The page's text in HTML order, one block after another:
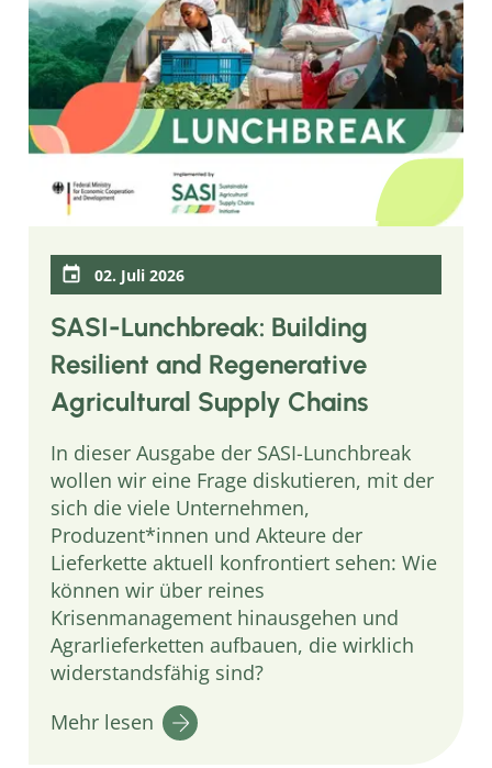
02. Juli 2026
SASI-Lunchbreak: Building
Resilient and Regenerative
Agricultural Supply Chains
In dieser Ausgabe der SASI-Lunchbreak
wollen wir eine Frage diskutieren, mit der
sich die viele Unternehmen,
Produzent*innen und Akteure der
Lieferkette aktuell konfrontiert sehen: Wie
können wir über reines
Krisenmanagement hinausgehen und
Agrarlieferketten aufbauen, die wirklich
widerstandsfähig sind?
Mehr lesen